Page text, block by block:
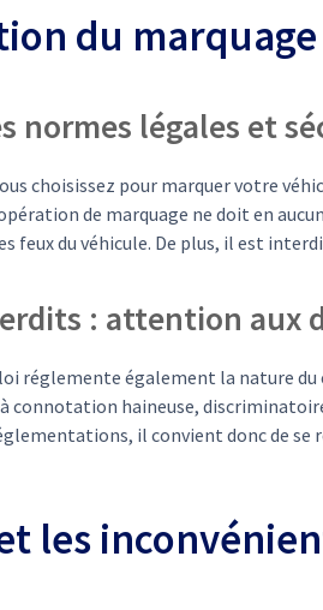
du
normes légales et
choisissez pour marquer votre
de marquage ne doit en
feux du véhicule. De plus, il est
: attention aux
réglemente également la nature
à connotation haineuse,
il convient donc de se
les